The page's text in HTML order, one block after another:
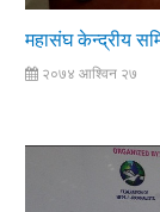
महासंघ केन्द्रीय
२०७४ आश्विन २७